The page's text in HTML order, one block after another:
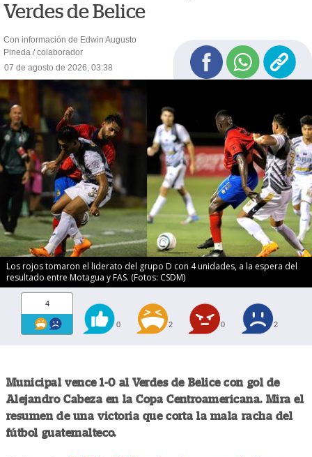
Verdes de Belice
Con información de Edwin Augusto
Pineda / colaborador
07 de agosto de 2026, 03:38
Los rojos tomaron el liderato del grupo D con 4 unidades, a la espera del
resultado entre Motagua y FAS. (Fotos: CSDM)
4
0 2 0 2
Municipal vence 1-0 al Verdes de Belice con gol de
Alejandro Cabeza en la Copa Centroamericana. Mira el
resumen de una victoria que corta la mala racha del
fútbol guatemalteco.